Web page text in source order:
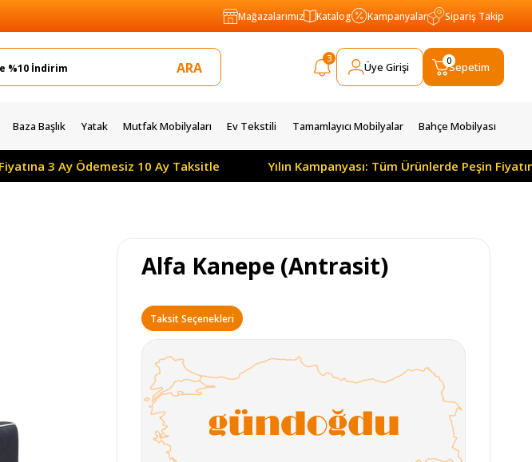
Mağazalarımız Katalog Kampanyalar Sipariş Takip
3
Üye Girişi Sepetim
0
Baza Başlık Yatak Mutfak Mobilyaları Ev Tekstili Tamamlayıcı Mobilyalar Bahçe Mobilyası
3 Ay Ödemesiz 10 Ay Taksitle Yılın Kampanyası: Tüm Ürünlerde Peşin
Alfa Kanepe (Antrasit)
Taksit Seçenekleri